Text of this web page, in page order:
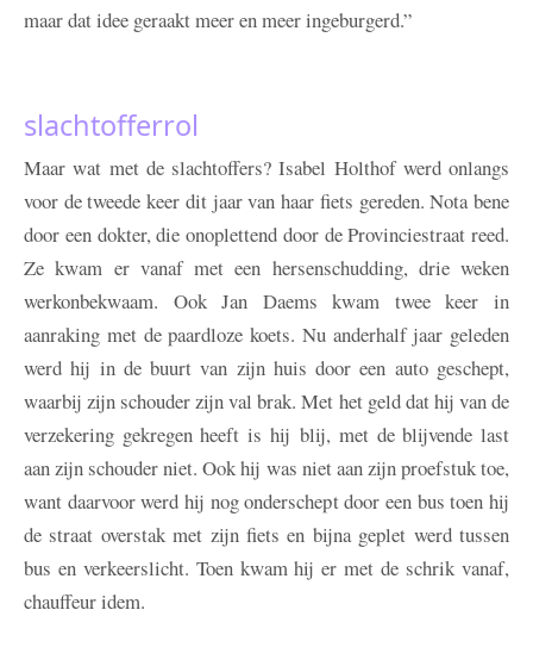
maar dat idee geraakt meer en meer ingeburgerd.”
slachtofferrol
Maar wat met de slachtoffers? Isabel Holthof werd onlangs
voor de tweede keer dit jaar van haar fiets gereden. Nota bene
door een dokter, die onoplettend door de Provinciestraat reed.
Ze kwam er vanaf met een hersenschudding, drie weken
werkonbekwaam. Ook Jan Daems kwam twee keer in
aanraking met de paardloze koets. Nu anderhalf jaar geleden
werd hij in de buurt van zijn huis door een auto geschept,
waarbij zijn schouder zijn val brak. Met het geld dat hij van de
verzekering gekregen heeft is hij blij, met de blijvende last
aan zijn schouder niet. Ook hij was niet aan zijn proefstuk toe,
want daarvoor werd hij nog onderschept door een bus toen hij
de straat overstak met zijn fiets en bijna geplet werd tussen
bus en verkeerslicht. Toen kwam hij er met de schrik vanaf,
chauffeur idem.